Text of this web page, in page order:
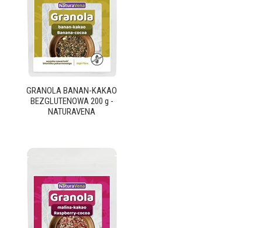
GRANOLA BANAN-KAKAO
BEZGLUTENOWA 200 g -
NATURAVENA